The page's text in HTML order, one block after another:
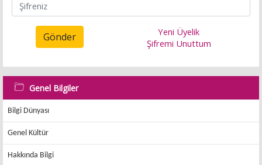
Gönder
Yeni Üyelik
Şifremi Unuttum
Genel Bilgiler
Bilgi Dünyası
Genel Kültür
Hakkında Bilgi